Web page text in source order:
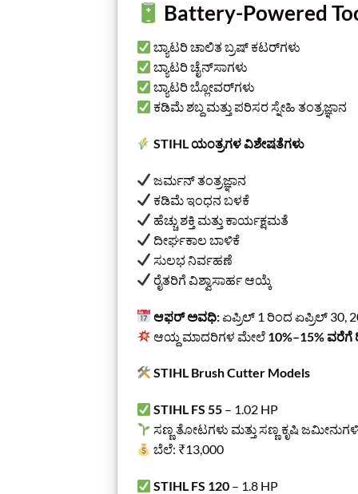
Battery-Powered
ಬ್ಯಾಟರಿ ಚಾಲಿತ ಬ್ರಷ್ ಕಟರ್‌ಗಳು
ಬ್ಯಾಟರಿ ಚೈನ್‌ಸಾಗಳು
ಬ್ಯಾಟರಿ ಬ್ಲೋವರ್‌ಗಳು
ಕಡಿಮೆ ಶಬ್ದ ಮತ್ತು ಪರಿಸರ ಸ್ನೇಹಿ ತಂತ್ರಜ್ಞಾನ
STIHL ಯಂತ್ರಗಳ ವಿಶೇಷತೆಗಳು
ಜರ್ಮನ್ ತಂತ್ರಜ್ಞಾನ
ಕಡಿಮೆ ಇಂಧನ ಬಳಕೆ
ಹೆಚ್ಚು ಶಕ್ತಿ ಮತ್ತು ಕಾರ್ಯಕ್ಷಮತೆ
ದೀರ್ಘಕಾಲ ಬಾಳಿಕೆ
ಸುಲಭ ನಿರ್ವಹಣೆ
ರೈತರಿಗೆ ವಿಶ್ವಾಸಾರ್ಹ ಆಯ್ಕೆ
ಆಫರ್ ಅವಧಿ:ಏಪ್ರಿಲ್ 1 ರಿಂದ ಏಪ್ರಿಲ್ 30,
ಆಯ್ದ ಮಾದರಿಗಳ ಮೇಲೆ 10%–15%
STIHL Brush Cutter Models
STIHL FS 55 – 1.02 HP
ಸಣ್ಣ ತೋಟಗಳು ಮತ್ತು ಸಣ್ಣ ಕೃಷಿ
ಬೆಲೆ: ₹13,000
STIHL FS 120 – 1.8 HP